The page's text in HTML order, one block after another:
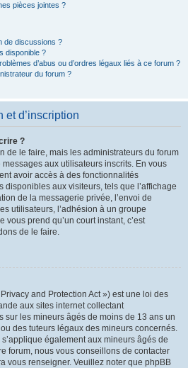
pièces jointes ?
de discussions ?
disponible ?
d’abus ou d’ordres légaux liés à ce forum ?
du forum ?
et d’inscription
?
de le faire, mais les administrateurs du forum
aux utilisateurs inscrits. En vous
avoir accès à des fonctionnalités
aux visiteurs, tels que l’affichage
de la messagerie privée, l’envoi de
utilisateurs, l’adhésion à un groupe
vous prend qu’un court instant, c’est
de le faire.
and Protection Act ») est une loi des
aux sites internet collectant
sur les mineurs âgés de moins de 13 ans un
des tuteurs légaux des mineurs concernés.
également aux mineurs âgés de
forum, nous vous conseillons de contacter
vous renseigner. Veuillez noter que phpBB